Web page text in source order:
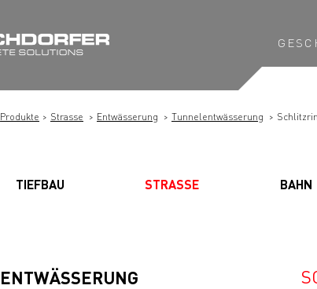
Produkte Strasse Entwässerung Tunnelentwässerung
TIEFBAU STRASSE BAHN
ENTWÄSSERUNG